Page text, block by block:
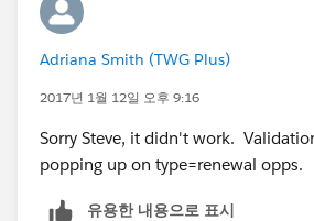
Adriana Smith (TWG Plus)
2017년 1월 12일 오후 9:16
Sorry Steve, it didn't work.
popping up on type=renewal opps.
유용한 내용으로 표시